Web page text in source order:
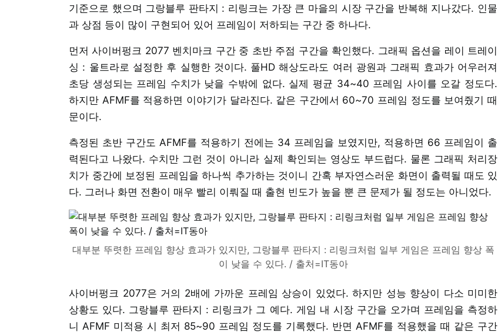
기준으로 했으며 그랑블루 판타지 : 리링크는 가장 큰 마을의 시장 구간을 반복해 지나갔다. 인물
과 상점 등이 많이 구현되어 있어 프레임이 저하되는 구간 중 하나다.
먼저 사이버펑크 2077 벤치마크 구간 중 초반 주점 구간을 확인했다. 그래픽 옵션을 레이 트레이
싱 : 울트라로 설정한 후 실행한 것이다. 풀HD 해상도라도 여러 광원과 그래픽 효과가 어우러져
초당 생성되는 프레임 수치가 낮을 수밖에 없다. 실제 평균 34~40 프레임 사이를 오갈 정도다.
하지만 AFMF를 적용하면 이야기가 달라진다. 같은 구간에서 60~70 프레임 정도를 보여줬기 때
문이다.
측정된 초반 구간도 AFMF를 적용하기 전에는 34 프레임을 보였지만, 적용하면 66 프레임이 출
력된다고 나왔다. 수치만 그런 것이 아니라 실제 확인되는 영상도 부드럽다. 물론 그래픽 처리장
치가 중간에 보정된 프레임을 하나씩 추가하는 것이니 간혹 부자연스러운 화면이 출력될 때도 있
다. 그러나 화면 전환이 매우 빨리 이뤄질 때 출현 빈도가 높을 뿐 큰 문제가 될 정도는 아니었다.
대부분 뚜렷한 프레임 향상 효과가 있지만, 그랑블루 판타지 : 리링크처럼 일부 게임은 프레임 향상 폭
이 낮을 수 있다. / 출처=IT동아
사이버펑크 2077은 거의 2배에 가까운 프레임 상승이 있었다. 하지만 성능 향상이 다소 미미한
상황도 있다. 그랑블루 판타지 : 리링크가 그 예다. 게임 내 시장 구간을 오가며 프레임을 측정하
니 AFMF 미적용 시 최저 85~90 프레임 정도를 기록했다. 반면 AFMF를 적용했을 때 같은 구간